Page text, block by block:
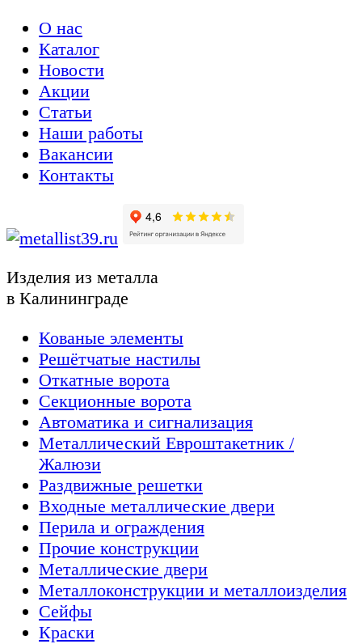
О нас
Каталог
Новости
Акции
Статьи
Наши работы
Вакансии
Контакты
Изделия из металла
в Калининграде
Кованые элементы
Решётчатые настилы
Откатные ворота
Секционные ворота
Автоматика и сигнализация
Металлический Евроштакетник /
Жалюзи
Раздвижные решетки
Входные металлические двери
Перила и ограждения
Прочие конструкции
Металлические двери
Металлоконструкции и металлоизделия
Сейфы
Краски